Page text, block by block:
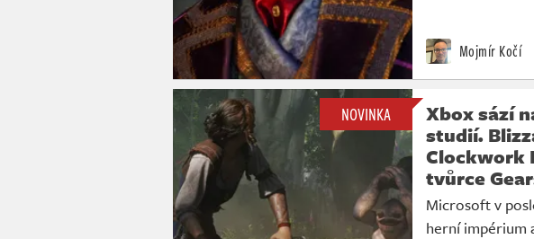
Mojmír Kočí
NOVINKA
Xbox sází
studií.
Clockwork
tvůrce
Microsoft v
herní impérium